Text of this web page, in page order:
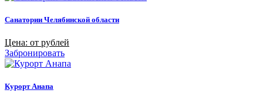
Санатории Челябинской области
Цена: от рублей
Забронировать
Курорт Анапа